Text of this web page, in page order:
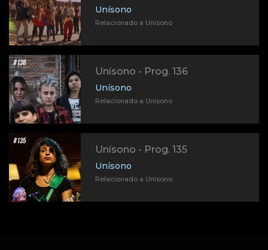
Unísono
Relacionado a Unísono
Unísono - Prog. 136
Unísono
Relacionado a Unísono
Unísono - Prog. 135
Unísono
Relacionado a Unísono